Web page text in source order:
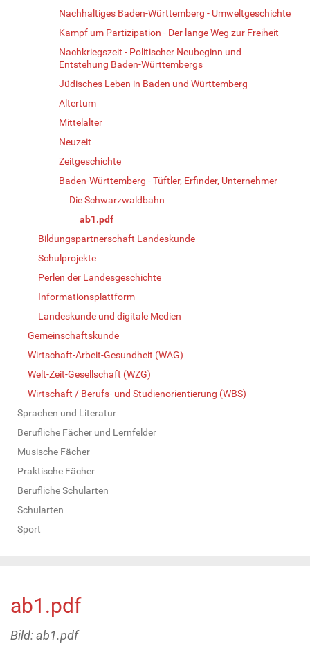
Nachhaltiges Baden-Württemberg - Umweltgeschichte
Kampf um Partizipation - Der lange Weg zur Freiheit
Nachkriegszeit - Politischer Neubeginn und
Entstehung Baden-Württembergs
Jüdisches Leben in Baden und Württemberg
Altertum
Mittelalter
Neuzeit
Zeitgeschichte
Baden-Württemberg - Tüftler, Erfinder, Unternehmer
Die Schwarzwaldbahn
ab1.pdf
Bildungspartnerschaft Landeskunde
Schulprojekte
Perlen der Landesgeschichte
Informationsplattform
Landeskunde und digitale Medien
Gemeinschaftskunde
Wirtschaft-Arbeit-Gesundheit (WAG)
Welt-Zeit-Gesellschaft (WZG)
Wirtschaft / Berufs- und Studienorientierung (WBS)
Sprachen und Literatur
Berufliche Fächer und Lernfelder
Musische Fächer
Praktische Fächer
Berufliche Schularten
Schularten
Sport
ab1.pdf
Bild: ab1.pdf